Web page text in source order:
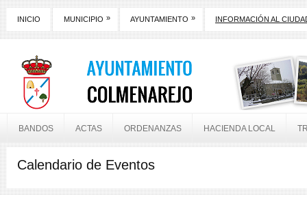
INICIO MUNICIPIO » AYUNTAMIENTO » INFORMACIÓN AL
BANDOS ACTAS ORDENANZAS HACIENDA LOCAL
Calendario de Eventos